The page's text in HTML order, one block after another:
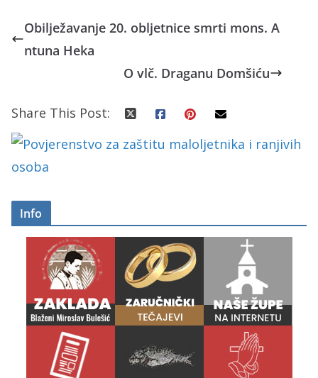
Obilježavanje 20. obljetnice smrti mons. A
ntuna Heka
O vlč. Draganu Domšiću
Share This Post:
Info